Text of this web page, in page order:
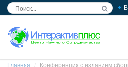
Главная
Конференция с изданием